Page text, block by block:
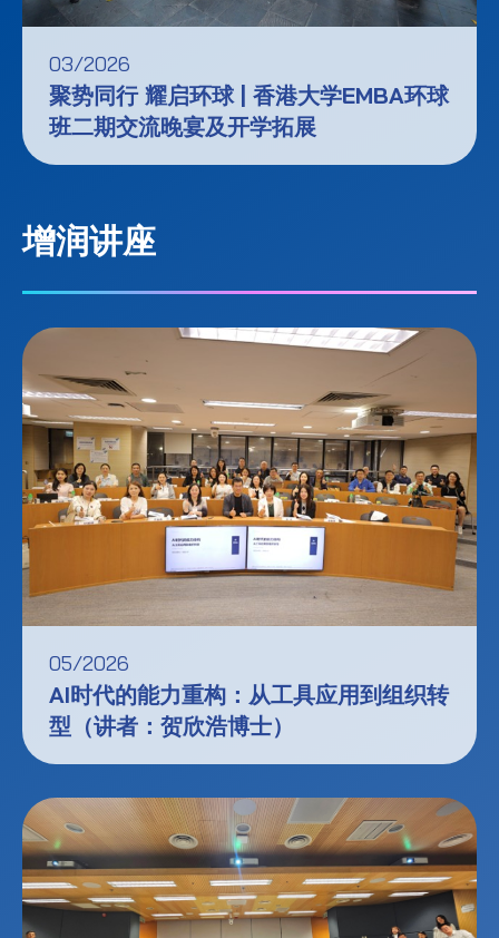
03/2026
聚势同行 耀启环球 | 香港大学EMBA环球
班二期交流晚宴及开学拓展
增润讲座
05/2026
AI时代的能力重构：从工具应用到组织转
型（讲者：贺欣浩博士）